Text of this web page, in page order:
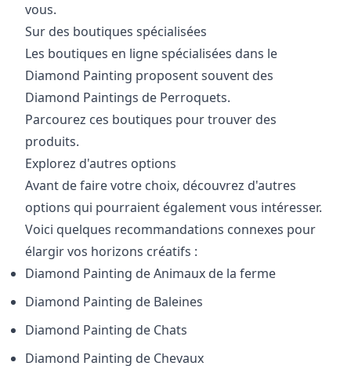
vous.
Sur des boutiques spécialisées
Les boutiques en ligne spécialisées dans le
Diamond Painting proposent souvent des
Diamond Paintings de Perroquets.
Parcourez ces boutiques pour trouver des
produits.
Explorez d'autres options
Avant de faire votre choix, découvrez d'autres
options qui pourraient également vous intéresser.
Voici quelques recommandations connexes pour
élargir vos horizons créatifs :
Diamond Painting deAnimaux de la ferme
Diamond Painting de Baleines
Diamond Painting de Chats
Diamond Painting de Chevaux